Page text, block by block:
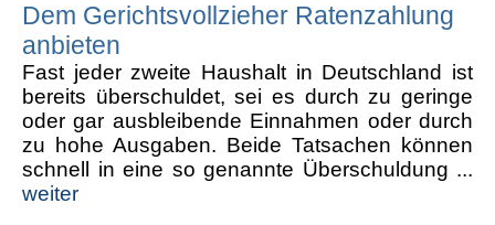
Dem Gerichtsvollzieher Ratenzahlung
anbieten
Fast jeder zweite Haushalt in Deutschland ist
bereits überschuldet, sei es durch zu geringe
oder gar ausbleibende Einnahmen oder durch
zu hohe Ausgaben. Beide Tatsachen können
schnell in eine so genannte Überschuldung ...
weiter